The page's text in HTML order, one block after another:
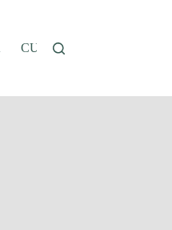
CUCINA E RICETTE